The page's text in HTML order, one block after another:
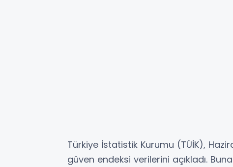
Türkiye İstatistik Kurumu (TÜİK),
güven endeksi verilerini açıkladı.